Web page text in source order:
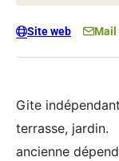
Gite
terrasse, jardin.
ancienne
Site web Mail